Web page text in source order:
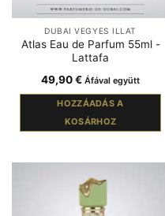
DUBAI VEGYES ILLAT
Atlas Eau de Parfum 55ml -
Lattafa
49,90€ Áfával együtt
HOZZÁADÁS A
KOSÁRHOZ